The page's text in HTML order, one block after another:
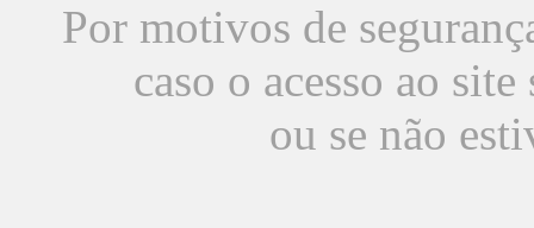
Por motivos de
caso o acesso ao
ou se não